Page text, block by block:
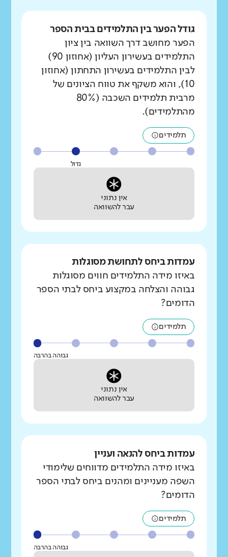
גודל הפער בין התלמידים בבית הספר
הפער מחושב דרך השוואה בין ציון
התלמידים בעשירון העליון (אחוזון 90)
לבין התלמידים בעשירון התחתון (אחוזון
10), והוא משקף את טווח הציונים של
מרבית תלמידים השכבה (80%
מהתלמידים).
תלמידים
גדול
אין נתוני
עבר להשוואה
עמדות ביחס לתחושת מסוגלות
באיזו מידה התלמידים חווים מסוגלות
גבוהה והצלחה במקצוע ביחס לבתי הספר
הדומים?
תלמידים
גבוהה בהרבה
אין נתוני
עבר להשוואה
עמדות ביחס להנאה ועניין
באיזו מידה התלמידים מדווחים שלימודי
השפה מעניינים ומהנים ביחס לבתי הספר
הדומים?
תלמידים
גבוהה בהרבה